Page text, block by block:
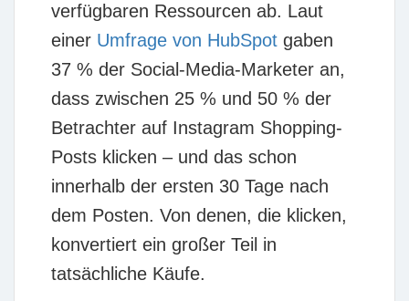
verfügbaren Ressourcen ab. Laut
einer Umfrage von HubSpot gaben
37 % der Social-Media-Marketer an,
dass zwischen 25 % und 50 % der
Betrachter auf Instagram Shopping-
Posts klicken – und das schon
innerhalb der ersten 30 Tage nach
dem Posten. Von denen, die klicken,
konvertiert ein großer Teil in
tatsächliche Käufe.